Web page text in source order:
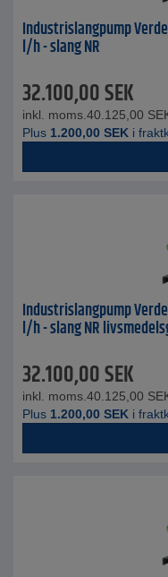
Industrislangpump
l/h - slang NR
32.100,00SEK
inkl. moms. 40.125,00
Plus 1.200,00 SEK i
Industrislangpump
l/h - slang NR
32.100,00SEK
inkl. moms. 40.125,00
Plus 1.200,00 SEK i